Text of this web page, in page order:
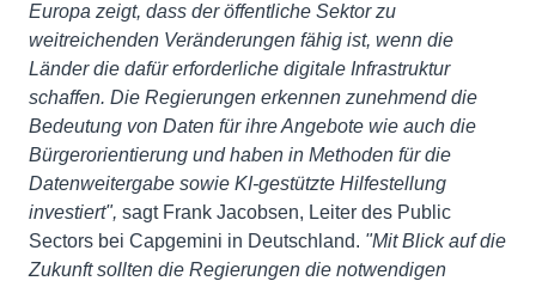
Europa zeigt, dass der öffentliche Sektor zu
weitreichenden Veränderungen fähig ist, wenn die
Länder die dafür erforderliche digitale Infrastruktur
schaffen. Die Regierungen erkennen zunehmend die
Bedeutung von Daten für ihre Angebote wie auch die
Bürgerorientierung und haben in Methoden für die
Datenweitergabe sowie KI-gestützte Hilfestellung
investiert", sagt Frank Jacobsen, Leiter des Public
Sectors bei Capgemini in Deutschland. "Mit Blick auf die
Zukunft sollten die Regierungen die notwendigen